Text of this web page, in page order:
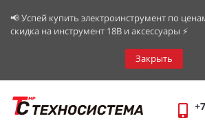
📢 Успей купить электроинструмент по
скидка на инструмент 18В и аксессуары ⚡️
Закрыть